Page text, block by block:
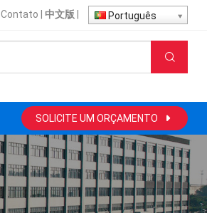
Contato |中文版 Português
SOLICITE UM ORÇAMENTO